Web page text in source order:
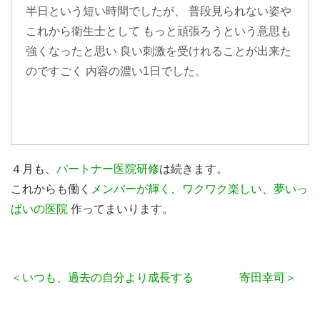
半日という短い時間でしたが、 普段見られない姿や
これから衛生士として もっと頑張ろうという意思も
強くなったと思い 良い刺激を受けれることが出来た
のですごく 内容の濃い1日でした。
４月も、 パートナー医院研修は続きます。
これからも働く メンバーが輝く ワクワク楽しい
夢いっ
ぱいの医院 作ってまいります。
＜いつも、過去の自分より成長する 寄田幸司＞